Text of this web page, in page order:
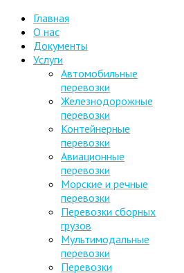
Главная
О нас
Документы
Услуги
Автомобильные
перевозки
Железнодорожные
перевозки
Контейнерные
перевозки
Авиационные
перевозки
Морские и речные
перевозки
Перевозки сборных
грузов
Мультимодальные
перевозки
Перевозки